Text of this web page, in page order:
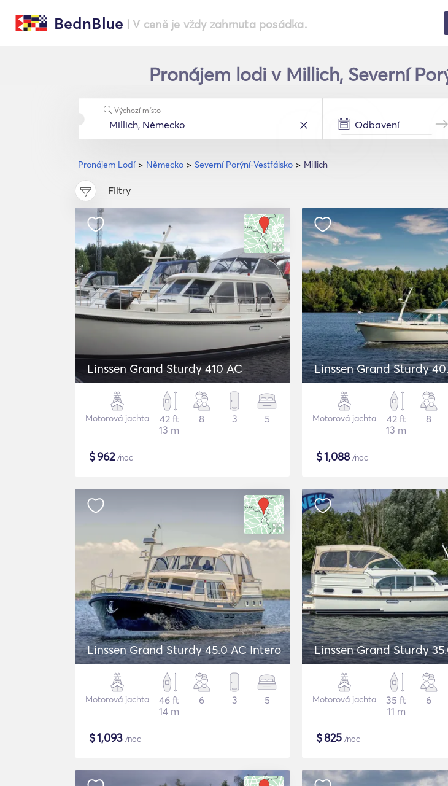
BednBlue | V ceně je vždy zahrnuta posádka.
Pronájem lodi v Millich, Severní
Pronájem Lodí Německo Severní Porýní-Vestfálsko Millich
Výchozí místo
Filtry
Linssen Grand Sturdy 410 AC
Motorová jachta
42 ft
13 m
8 3 5
$962/noc
Linssen Grand Sturdy
Motorová jachta
42 ft
13 m
8
$1,088/noc
Linssen Grand Sturdy 45.0 AC Intero
Motorová jachta
46 ft
14 m
6 3 5
$1,093 /noc
Linssen Grand Sturdy
Motorová jachta
35 ft
11 m
6
$825 /noc